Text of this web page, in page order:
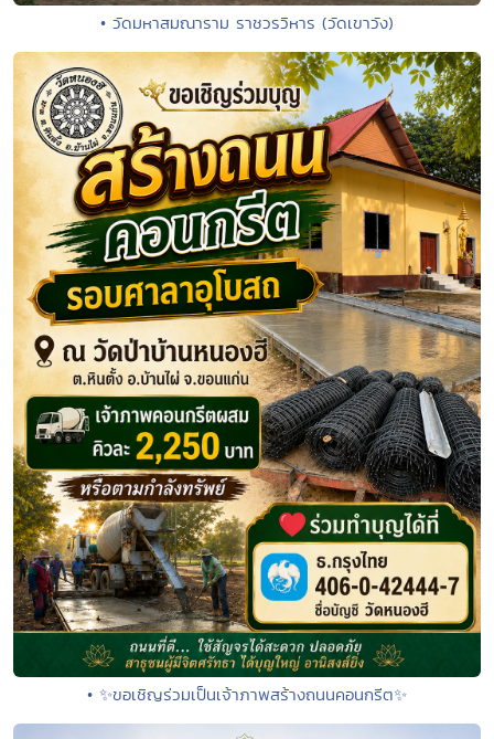
• วัดมหาสมณาราม ราชวรวิหาร (วัดเขาวัง)
• ✨ขอเชิญร่วมเป็นเจ้าภาพสร้างถนนคอนกรีต✨